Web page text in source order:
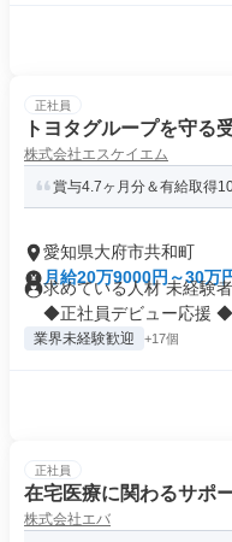
正社員
トヨタグループを守る
株式会社エスケイエム
賞与4.7ヶ月分＆有給取得
愛知県大府市共和町
月給20万9000円～30万
求めている人材 未経験
◆正社員デビュー応援 ◆
業界未経験歓迎 +17個
正社員
在宅医療に関わるサポ
株式会社エバ